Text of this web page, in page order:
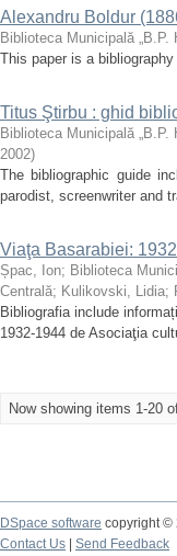
Alexandru Boldur
Biblioteca Municipală „B.P.
This paper is a
Titus Ştirbu : ghid
Biblioteca Municipală „B.P.
2002)
The bibliographic guide
parodist, screenwriter and
Viaţa Basarabiei:
Șpac, Ion; Biblioteca
Centrală; Kulikovski, Lidia;
Bibliografia include
1932-1944 de Asociaţia
Now showing items 1-20
DSpace software copyright ©
Contact Us
Send Feedback